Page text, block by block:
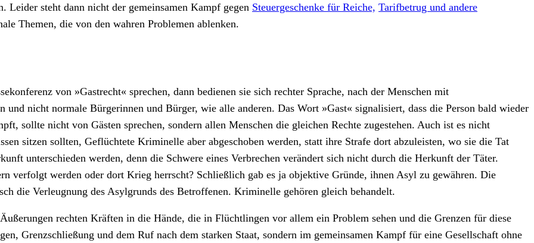
Leider steht dann nicht der gemeinsamen Kampf gegen Steuergeschenke für Reiche, Tarifbetrug und andere
Themen, die von den wahren Problemen ablenken.
von »Gastrecht« sprechen, dann bedienen sie sich rechter Sprache, nach der Menschen mit
nicht normale Bürgerinnen und Bürger, wie alle anderen. Das Wort »Gast« signalisiert, dass die Person bald wieder
sollte nicht von Gästen sprechen, sondern allen Menschen die gleichen Rechte zugestehen. Auch ist es nicht
sitzen sollten, Geflüchtete Kriminelle aber abgeschoben werden, statt ihre Strafe dort abzuleisten, wo sie die Tat
unterschieden werden, denn die Schwere eines Verbrechen verändert sich nicht durch die Herkunft der Täter.
verfolgt werden oder dort Krieg herrscht? Schließlich gab es ja objektive Gründe, ihnen Asyl zu gewähren. Die
die Verleugnung des Asylgrunds des Betroffenen. Kriminelle gehören gleich behandelt.
rechten Kräften in die Hände, die in Flüchtlingen vor allem ein Problem sehen und die Grenzen für diese
Grenzschließung und dem Ruf nach dem starken Staat, sondern im gemeinsamen Kampf für eine Gesellschaft ohne